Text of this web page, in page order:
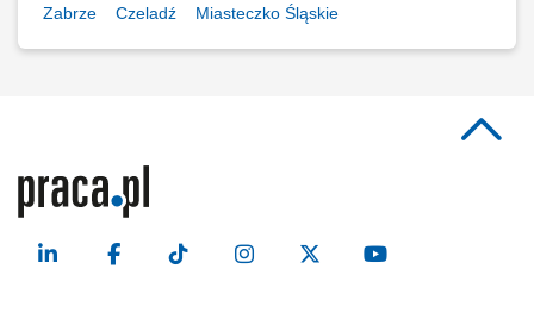
Zabrze Czeladź Miasteczko Śląskie